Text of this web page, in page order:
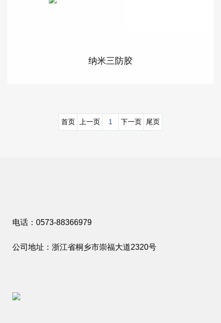
纳米三防胶
首页 上一页 1 下一页 尾页
电话：0573-88366979
公司地址：浙江省桐乡市崇福大道2320号